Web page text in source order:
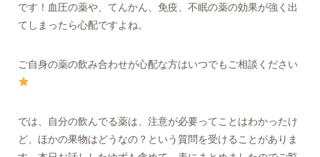
です！血圧の薬や、てんかん、免疫、不眠の薬の効果が強く出
てしまったら心配ですよね。
ご自身の薬の飲み合わせが心配な方はいつでもご相談ください
では、自分の飲んでる薬は、注意が必要ってことはわかったけ
ど、ほかの果物はどうなの？という質問を受けることがありま